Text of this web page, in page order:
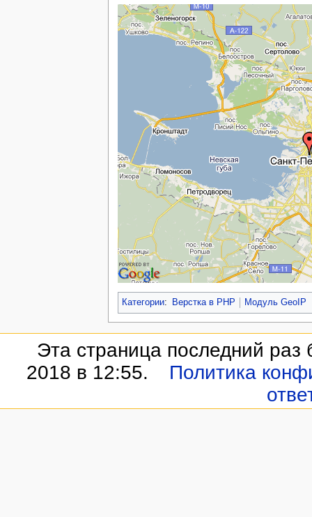
Категории: Верстка в PHP Модуль GeoIP
Эта страница последний
2018 в 12:55.
Политика